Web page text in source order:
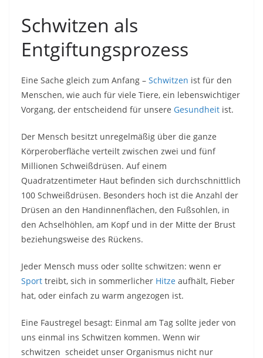
Schwitzen als
Entgiftungsprozess
Eine Sache gleich zum Anfang – Schwitzen ist für den
Menschen, wie auch für viele Tiere, ein lebenswichtiger
Vorgang, der entscheidend für unsere Gesundheit ist.
Der Mensch besitzt unregelmäßig über die ganze
Körperoberfläche verteilt zwischen zwei und fünf
Millionen Schweißdrüsen. Auf einem
Quadratzentimeter Haut befinden sich durchschnittlich
100 Schweißdrüsen. Besonders hoch ist die Anzahl der
Drüsen an den Handinnenflächen, den Fußsohlen, in
den Achselhöhlen, am Kopf und in der Mitte der Brust
beziehungsweise des Rückens.
Jeder Mensch muss oder sollte schwitzen: wenn er
Sport treibt, sich in sommerlicher Hitze aufhält, Fieber
hat, oder einfach zu warm angezogen ist.
Eine Faustregel besagt: Einmal am Tag sollte jeder von
uns einmal ins Schwitzen kommen. Wenn wir
schwitzen scheidet unser Organismus nicht nur